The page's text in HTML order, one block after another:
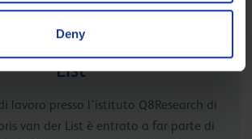
Deny
esperto Joris van der
List
lavoro presso l’istituto Q8Research di
van der List è entrato a far parte di